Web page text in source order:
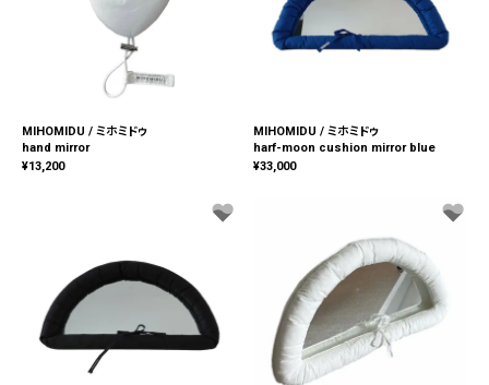
MIHOMIDU / ミホミドゥ
hand mirror
¥13,200
MIHOMIDU / ミホミドゥ
harf-moon cushion mirror blue
¥33,000